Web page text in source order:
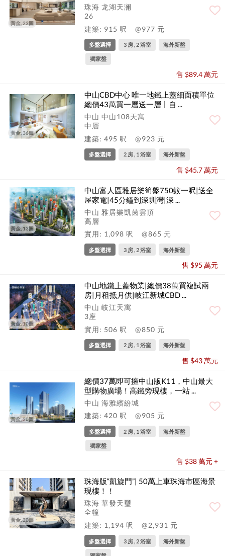
黃金, 23圖
珠海 龙湖天澜
26
建築: 915 呎
@977 元
多盤選擇 3 房 , 2 浴室 海外新盤
獨家盤
售 $89.4 萬元
黃金, 36圖
中山CBD中心 唯一地鐵上蓋細面積單位
總價43萬買一層送一層丨自 ...
中山 中山108天寓
中層
建築: 495 呎
@923 元
多盤選擇 2 房 , 1 浴室 海外新盤
售 $45.7 萬元
黃金, 13圖
中山富人區雅居樂筍盤750蚊一呎|送全
屋家電|45分鐘到深圳灣|深 ...
中山 雅居樂凱茵雲頂
高層
實用: 1,098 呎
@865 元
多盤選擇 3 房 , 2 浴室 海外新盤
售 $95 萬元
黃金, 10圖
中山地鐵上蓋物業|總價38萬買複試兩
房|月租抵月供|岐江新城CBD ...
中山 岐江天寓
3座
實用: 506 呎
@850 元
多盤選擇 2 房 , 1 浴室 海外新盤
售 $43 萬元
黃金, 30圖
總價37萬即可擁中山版K11，中山最大
型購物廣場！高鐵旁現樓，一站 ...
中山 海雅繽紛城
建築: 420 呎
@905 元
多盤選擇 2 房 , 1 浴室 海外新盤
獨家盤
售 $38 萬元 +
黃金, 20圖
珠海版“凱旋門”| 50萬上車珠海市區海景
現樓！！
珠海 華發天璽
全幢
建築: 1,194 呎
@2,931 元
多盤選擇 3 房 , 2 浴室 海外新盤